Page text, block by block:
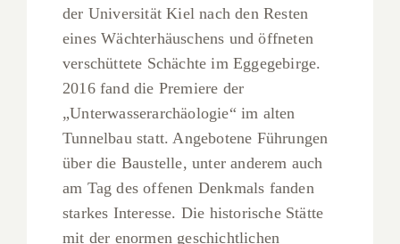
der Universität Kiel nach den Resten
eines Wächterhäuschens und öffneten
verschüttete Schächte im Eggegebirge.
2016 fand die Premiere der
„Unterwasserarchäologie“ im alten
Tunnelbau statt. Angebotene Führungen
über die Baustelle, unter anderem auch
am Tag des offenen Denkmals fanden
starkes Interesse. Die historische Stätte
mit der enormen geschichtlichen